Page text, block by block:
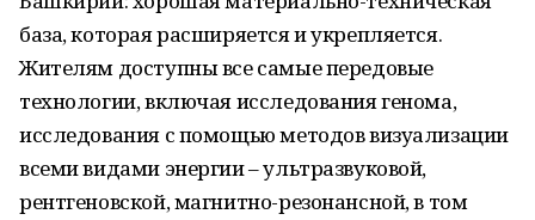
база, которая расширяется и укрепляется.
Жителям доступны все самые передовые
технологии, включая исследования генома,
исследования с помощью методов визуализации
всеми видами энергии – ультразвуковой,
рентгеновской, магнитно-резонансной, в том